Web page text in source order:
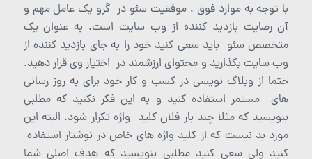
با توجه به موارد فوق ، موفقیت سئو در گرو یک عامل مهم و
آن رضایت بازدید کننده از وب سایت است. به عنوان یک
متخصص سئو باید سعی کنید خود را به جای بازدید کننده از
وب سایت بگذارید و محتوای ارزشمند در اختیار وی قرار دهید.
حتما از وبلاگ نویسی در کسب و کار خود برای به روز رسانی
های مستمر استفاده کنید و به این فکر نکنید که مطلبی
بنویسید که مثلا چند بار فلان کلید واژه تکرار شود. البته این
مورد بد نیست که از کلید واژه های خاص در نوشتار استفاده
کنید ولی سعی کنید مطلبی بنویسید که هدف اصلی شما